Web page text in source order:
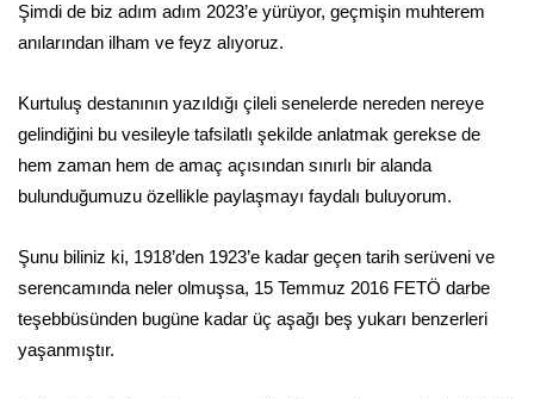
Şimdi de biz adım adım 2023’e yürüyor, geçmişin muhterem
anılarından ilham ve feyz alıyoruz.
Kurtuluş destanının yazıldığı çileli senelerde nereden nereye
gelindiğini bu vesileyle tafsilatlı şekilde anlatmak gerekse de
hem zaman hem de amaç açısından sınırlı bir alanda
bulunduğumuzu özellikle paylaşmayı faydalı buluyorum.
Şunu biliniz ki, 1918’den 1923’e kadar geçen tarih serüveni ve
serencamında neler olmuşsa, 15 Temmuz 2016 FETÖ darbe
teşebbüsünden bugüne kadar üç aşağı beş yukarı benzerleri
yaşanmıştır.